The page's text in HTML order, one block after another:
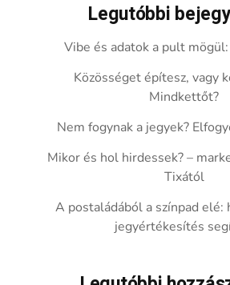
Legutóbbi
Vibe és adatok a pult
Közösséget építesz, vagy
Mindkettőt?
Nem fogynak a jegyek?
Mikor és hol hirdessek? –
Tixától
A postaládából a színpad
jegyértékesítés